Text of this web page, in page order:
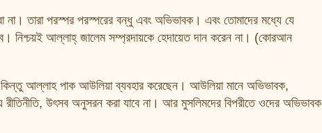
তারা পরস্পর পরস্পরের বন্ধু এবং অভিভাবক। এবং তোমাদের মধ্যে যে
নিশ্চয়ই আল্লাহ্‌ জালেম সম্প্রদায়কে হেদায়েত দান করেন না। (কোরআন
কিন্তু আল্লাহ পাক আউলিয়া ব্যবহার করেছেন। আউলিয়া মানে অভিভাবক,
রীতিনীতি, উৎসব অনুসরন করা যাবে না। আর মুসলিমদের বিপরীতে ওদের অভিভাবক